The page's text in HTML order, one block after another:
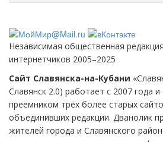
Независимая общественная
интернетчиков 2005–2025
Сайт Славянска-на-Кубани
Славянск 2.0) работает с 2007 года и
преемником трёх более старых
объединивших редакции. Дванолик
жителей города и Славянского